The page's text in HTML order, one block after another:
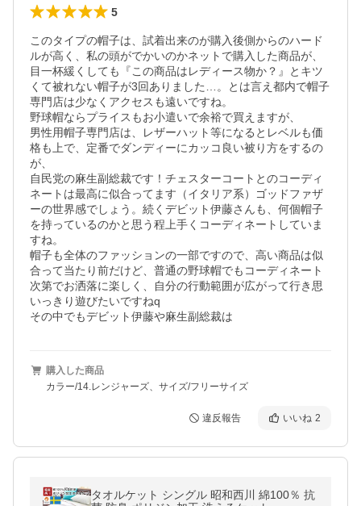
5
このタイプの帽子は、試着出来のが購入後側からのハード
ルが高く、私の頭がでかいのかネットで購入した商品が、
目一杯緩くしても『この商品はレディース物か？』とキツ
くて被れない帽子が3回ありました…。とは言え都内で帽子
専門店は少なくアクセスも遠いですね。
野球帽ならプライスもお小遣いで余裕で買えますが、
男性用帽子専門店は、レザーハット等になるとレベルも価
格も上で、定番でダンディーにカッコ良い被り方をするの
が、
自民党の麻生副総裁です！チェスターコートとのコーディ
ネートは最高に似合ってます（イタリア系）ゴッドファザ
ーの世界感でしょう。続くデビット伊藤さんも、何個帽子
を持っているのかと思う程上手くコーディネートしていま
すね。
帽子も全体のファッションの一部ですので、高い商品は似
合って当たり前だけど、普通の野球帽でもコーディネート
次第でお洒落に楽しく、自分の行動範囲が広がって行き思
いっきり遊びたいですねq
その中でもデビット伊藤や麻生副総裁は
購入した商品
カラー/14.レンジャーズ、サイズ/フリーサイズ
違反報告 いいね 2
タオルケット シングル 昭和西川 綿100％ 抗